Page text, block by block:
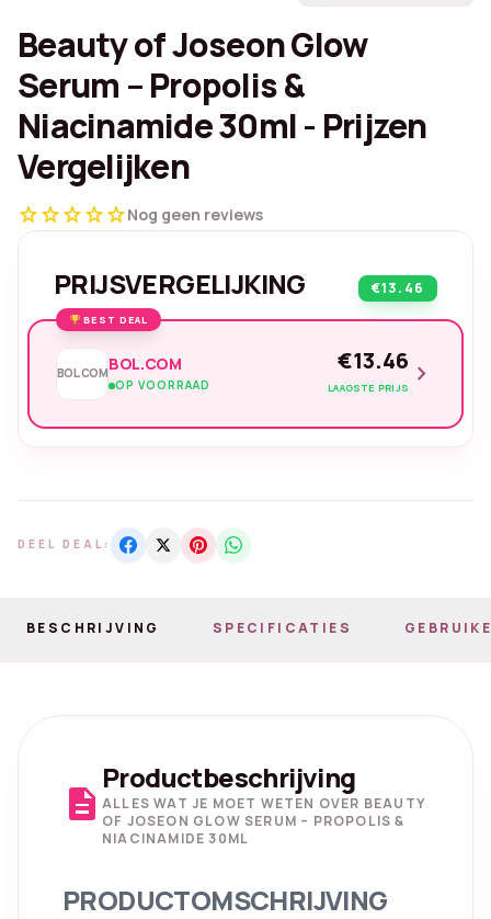
Beauty of Joseon Glow
Serum – Propolis &
Niacinamide 30ml - Prijzen
Vergelijken
starstarstarstarstarNog geen reviews
PRIJSVERGELIJKING €13.46
BEST DEAL
BOL.COMBOL.COM
OP VOORRAAD
€13.46
LAAGSTE PRIJS chevron_right
DEEL DEAL:
BESCHRIJVING SPECIFICATIES
description
Productbeschrijving
ALLES WAT JE MOET WETEN OVER BEAUTY
OF JOSEON GLOW SERUM – PROPOLIS &
NIACINAMIDE 30ML
PRODUCTOMSCHRIJVING